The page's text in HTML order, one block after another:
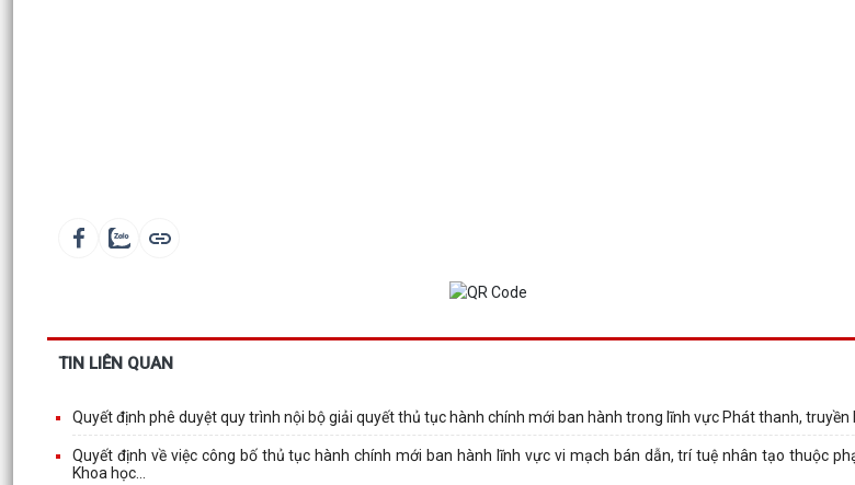
TIN LIÊN QUAN
Quyết định phê duyệt quy trình nội bộ giải quyết thủ tục hành chính mới ban hành trong lĩnh vực Phát thanh, truyền
Quyết định về việc công bố thủ tục hành chính mới ban hành lĩnh vực vi mạch bán dẫn, trí tuệ nhân tạo thuộc
Khoa học...